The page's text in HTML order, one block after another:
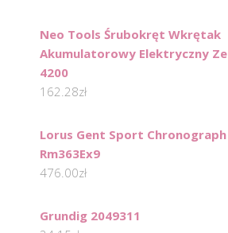
Neo Tools Śrubokręt Wkrętak
Akumulatorowy Elektryczny
4200
162.28zł
Lorus Gent Sport Chronograph
Rm363Ex9
476.00zł
Grundig 2049311